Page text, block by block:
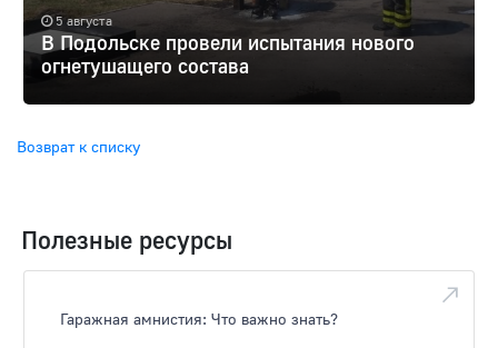
5 августа
В Подольске провели испытания нового
огнетушащего состава
Возврат к списку
Полезные ресурсы
Гаражная амнистия: Что важно знать?